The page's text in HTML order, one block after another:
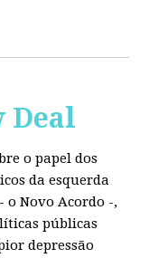
Deal
o papel dos
da esquerda
o Novo Acordo -,
públicas
depressão